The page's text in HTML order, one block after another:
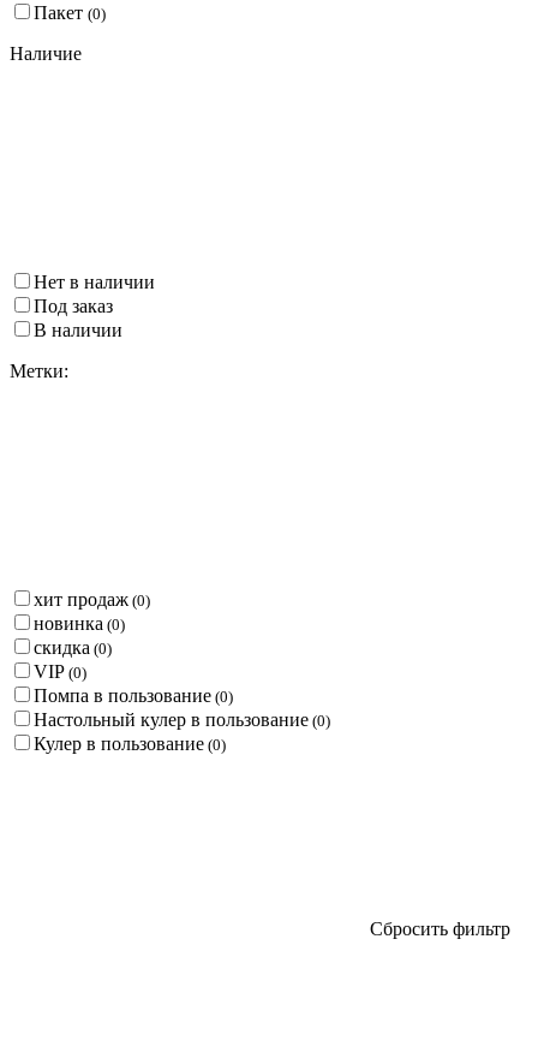
Пакет (0)
Наличие
Нет в наличии
Под заказ
В наличии
Метки:
хит продаж (0)
новинка (0)
скидка (0)
VIP (0)
Помпа в пользование (0)
Настольный кулер в пользование (0)
Кулер в пользование (0)
Сбросить фильтр